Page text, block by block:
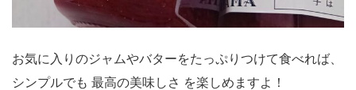
お気に入りのジャムやバターをたっぷりつけて食べれば、
シンプルでも 最高の美味しさ を楽しめますよ！